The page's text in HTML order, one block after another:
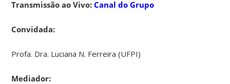
Transmissão ao Vivo: Canal do Grupo
Convidada:
Profa. Dra. Luciana N. Ferreira (UFPI)
Mediador: